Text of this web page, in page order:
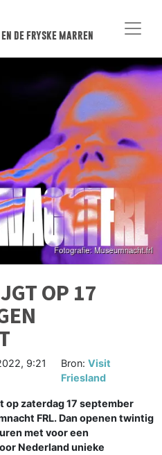
de fryske marren
OP 17
9:21
Bron: Visit
Friesland
op zaterdag 17 september
FRL. Dan openen twintig
met voor een
Nederland unieke